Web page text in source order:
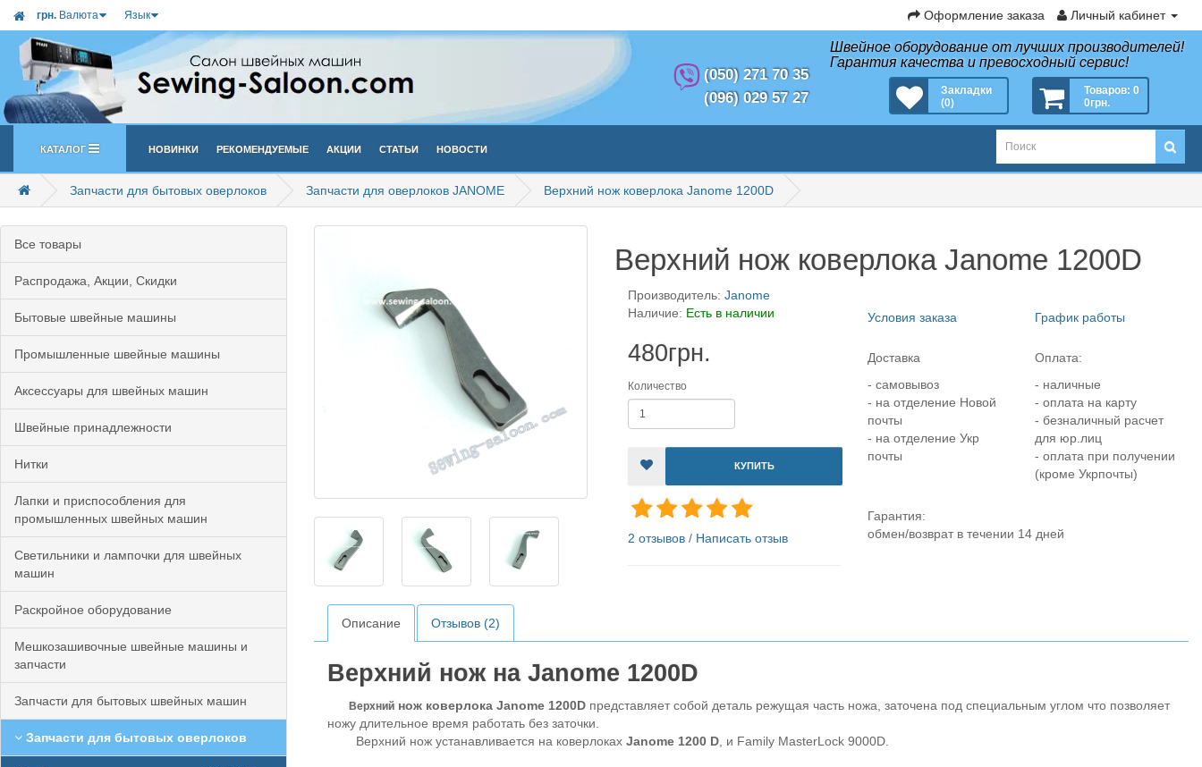
грн. Валюта Язык Оформление заказа Личный кабинет
(050) 271 70 35
(096) 029 57 27
Швейное оборудование от лучших производителей!
Гарантия качества и превосходный сервис!
Закладки
(0)
Товаров: 0
0грн.
Каталог Новинки Рекомендуемые Акции Статьи Новости
Запчасти для бытовых оверлоков Запчасти для оверлоков JANOME Верхний нож коверлока Janome 1200D
Все товары
Распродажа, Акции, Скидки
Бытовые швейные машины
Промышленные швейные машины
Аксессуары для швейных машин
Швейные принадлежности
Нитки
Лапки и приспособления для
промышленных швейных машин
Светильники и лампочки для швейных
машин
Раскройное оборудование
Мешкозашивочные швейные машины и
запчасти
Запчасти для бытовых швейных машин
Запчасти для бытовых оверлоков
Верхний нож коверлока Janome 1200D
Производитель: Janome
Наличие: Есть в наличии
480грн.
Количество
КУПИТЬ
2 отзывов / Написать отзыв
Условия заказа
Доставка
- самовывоз
- на отделение Новой
почты
- на отделение Укр
почты
График работы
Оплата:
- наличные
- оплата на карту
- безналичный расчет
для юр.лиц
- оплата при получении
(кроме Укрпочты)
Гарантия:
обмен/возврат в течении 14 дней
Описание Отзывов (2)
Верхний нож на Janome 1200D
Верхний нож коверлока Janome 1200D представляет собой деталь режущая часть ножа, заточена под специальным углом что позволяет
ножу длительное время работать без заточки.
Верхний нож устанавливается на коверлоках Janome 1200 D , и Family MasterLock 9000D.